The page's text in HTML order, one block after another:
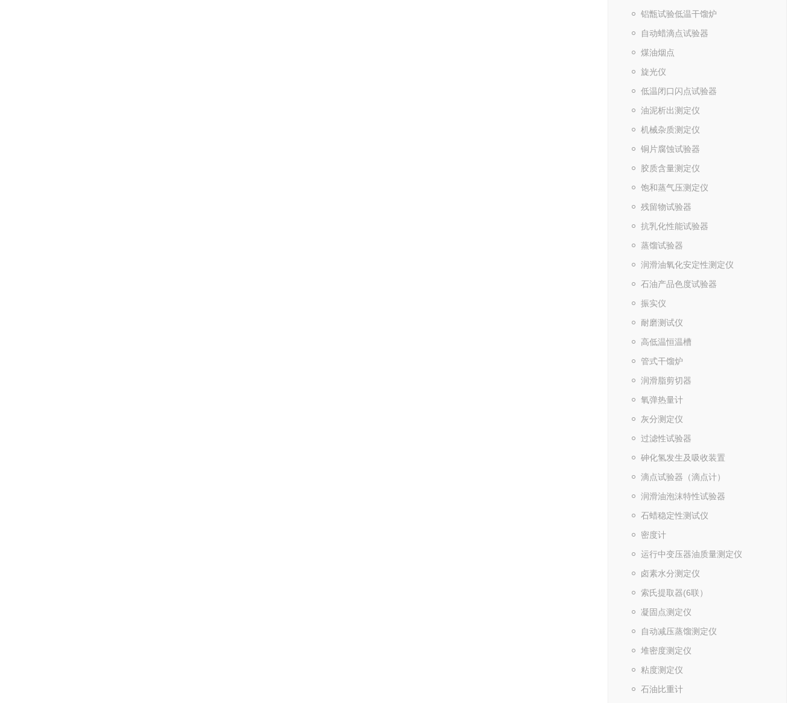
铝甑试验低温干馏炉
自动蜡滴点试验器
煤油烟点
旋光仪
低温闭口闪点试验器
油泥析出测定仪
机械杂质测定仪
铜片腐蚀试验器
胶质含量测定仪
饱和蒸气压测定仪
残留物试验器
抗乳化性能试验器
蒸馏试验器
润滑油氧化安定性测定仪
石油产品色度试验器
振实仪
耐磨测试仪
高低温恒温槽
管式干馏炉
润滑脂剪切器
氧弹热量计
灰分测定仪
过滤性试验器
砷化氢发生及吸收装置
滴点试验器（滴点计）
润滑油泡沫特性试验器
石蜡稳定性测试仪
密度计
运行中变压器油质量测定仪
卤素水分测定仪
索氏提取器(6联）
凝固点测定仪
自动减压蒸馏测定仪
堆密度测定仪
粘度测定仪
石油比重计